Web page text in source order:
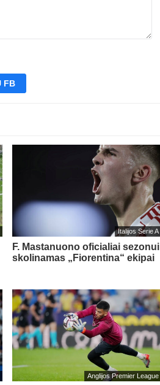
FB
Italijos Serie A
F. Mastanuono oficialiai sezonui
skolinamas „Fiorentina“ ekipai
Anglijos Premier League